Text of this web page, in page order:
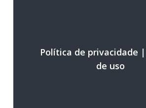
Política de privacidade |
de uso